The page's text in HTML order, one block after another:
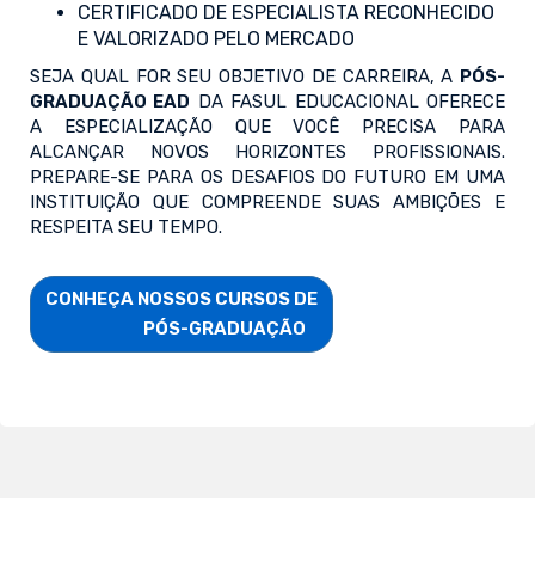
CERTIFICADO DE ESPECIALISTA RECONHECIDO
E VALORIZADO PELO MERCADO
SEJA QUAL FOR SEU OBJETIVO DE CARREIRA, A PÓS-
GRADUAÇÃO EAD DA FASUL EDUCACIONAL OFERECE
A ESPECIALIZAÇÃO QUE VOCÊ PRECISA PARA
ALCANÇAR NOVOS HORIZONTES PROFISSIONAIS.
PREPARE-SE PARA OS DESAFIOS DO FUTURO EM UMA
INSTITUIÇÃO QUE COMPREENDE SUAS AMBIÇÕES E
RESPEITA SEU TEMPO.
CONHEÇA NOSSOS CURSOS DE
                        PÓS-GRADUAÇÃO